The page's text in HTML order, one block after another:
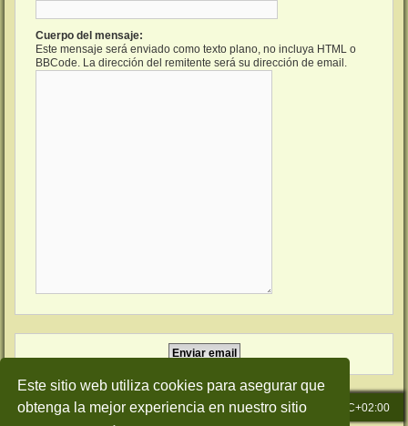
Este sitio web utiliza cookies para asegurar que
obtenga la mejor experiencia en nuestro sitio
Cuerpo del mensaje:
Este mensaje será enviado como texto plano, no incluya HTML o
BBCode. La dirección del remitente será su dirección de email.
Inicio Índice general Todos los horarios son UTC+02:00